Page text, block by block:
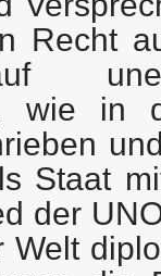
Recht
wie
Staat
der